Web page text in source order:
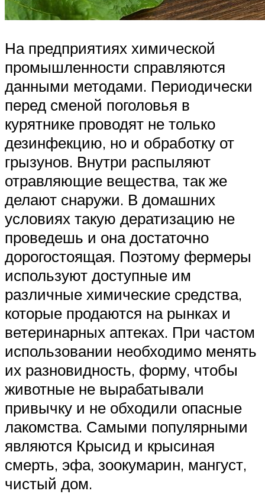
На предприятиях химической
промышленности справляются
данными методами. Периодически
перед сменой поголовья в
курятнике проводят не только
дезинфекцию, но и обработку от
грызунов. Внутри распыляют
отравляющие вещества, так же
делают снаружи. В домашних
условиях такую дератизацию не
проведешь и она достаточно
дорогостоящая. Поэтому фермеры
используют доступные им
различные химические средства,
которые продаются на рынках и
ветеринарных аптеках. При частом
использовании необходимо менять
их разновидность, форму, чтобы
животные не вырабатывали
привычку и не обходили опасные
лакомства. Самыми популярными
являются Крысид и крысиная
смерть, эфа, зоокумарин, мангуст,
чистый дом.